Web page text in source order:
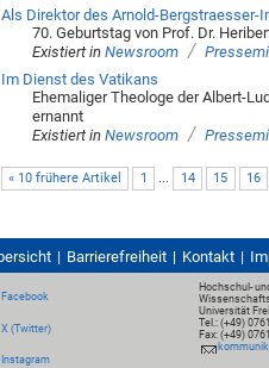
Als Direktor des Arnold-Bergstraesser-
70. Geburtstag von Prof. Dr.
Existiert in Newsroom /
Im Dienst des Vatikans
Ehemaliger Theologe der Albert-
ernannt
Existiert in Newsroom /
« 10 frühere Artikel 1 ... 14 15 16
Barrierefreiheit Kontakt
Facebook
X (Twitter)
Instagram
Hochschul-
Universität
Tel.: (+49)
Fax: (+49)